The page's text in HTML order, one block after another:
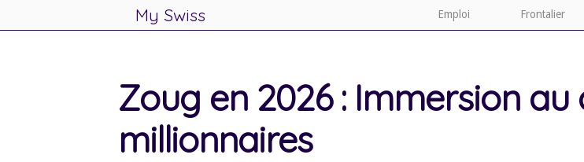
My Swiss Emploi Frontalier
Zoug en 2026 : Immersion
millionnaires